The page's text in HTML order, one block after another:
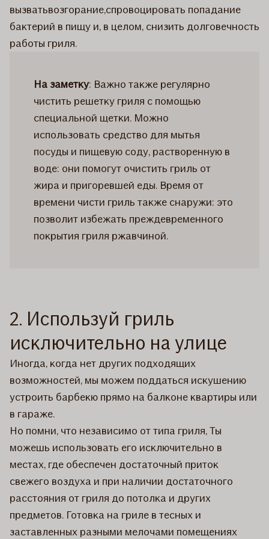
вызватьвозгорание,спровоцировать попадание
бактерий в пищу и, в целом, снизить долговечность
работы гриля.
На заметку: Важно также регулярно
чистить решетку гриля с помощью
специальной щетки. Можно
использовать средство для мытья
посуды и пищевую соду, растворенную в
воде: они помогут очистить гриль от
жира и пригоревшей еды. Время от
времени чисти гриль также снаружи: это
позволит избежать преждевременного
покрытия гриля ржавчиной.
2. Используй гриль
исключительно на улице
Иногда, когда нет других подходящих
возможностей, мы можем поддаться искушению
устроить барбекю прямо на балконе квартиры или
в гараже.
Но помни, что независимо от типа гриля, Ты
можешь использовать его исключительно в
местах, где обеспечен достаточный приток
свежего воздуха и при наличии достаточного
расстояния от гриля до потолка и других
предметов. Готовка на гриле в тесных и
заставленных разными мелочами помещениях